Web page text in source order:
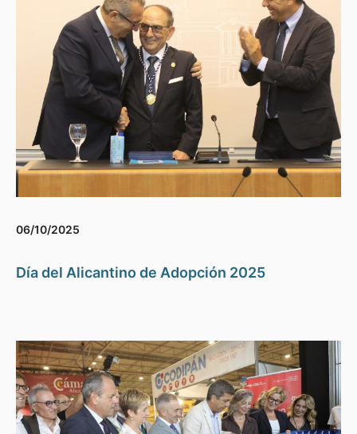
06/10/2025
Día del Alicantino de Adopción 2025